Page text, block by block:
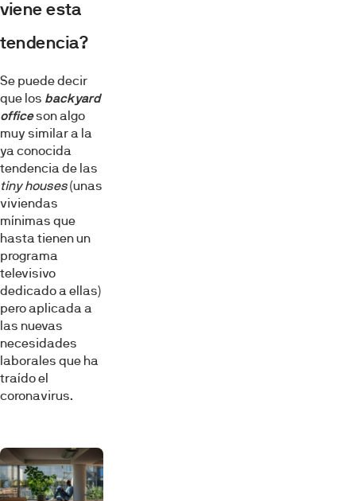
viene esta
tendencia?
Se puede decir
que los backyard
officeson algo
muy similar a la
ya conocida
tendencia de las
tiny houses(unas
viviendas
mínimas que
hasta tienen un
programa
televisivo
dedicado a ellas)
pero aplicada a
las nuevas
necesidades
laborales que ha
traído el
coronavirus.